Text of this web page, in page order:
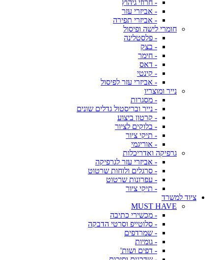
- חרוזי גיהוץ
- אביזרי עזר
- אביזרי תפירה
חומרי לישה ופיסול
- פלסטלינה
- בצק
- חימר
- דאס
- קינטי
- אביזרי עזר לפיסול
נייר ומוצריו
- מסגרות
- נייר ובריסטול גדלים שונים
- קרטון ביצוע
- בלוקים לציור
- תיקי ציור
- אוריגמי
גרפיקה ואדריכלות
- אביזרי עזר לגרפיקה
- סרגלים ולוחות שרטוט
- עפרונות שרטוט
- תיקי ציור
ציוד למשרד
MUST HAVE
- מכשירי כתיבה
- סלוטייפ וסרטי הדבקה
- שמרדפים
- גומיות
- דפים ושות'